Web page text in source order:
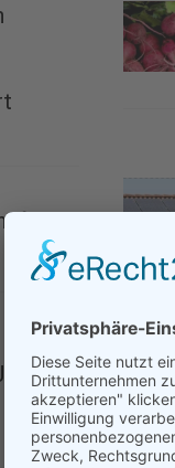
In
Craig